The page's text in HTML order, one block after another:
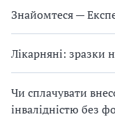
Знайомтеся —
Лікарняні: зразки
Чи сплачувати
інвалідністю без